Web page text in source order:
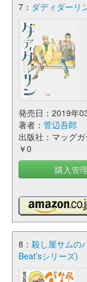
7： ダディダーリ
発売日：2019年
著者： 菅辺吾郎
出版社：マッグ
￥0
購入管
8： 殺し屋サムの
Beat’sシリーズ)